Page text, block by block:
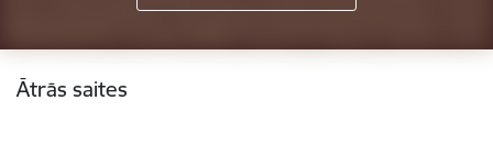
Kājene
Ātrās saites